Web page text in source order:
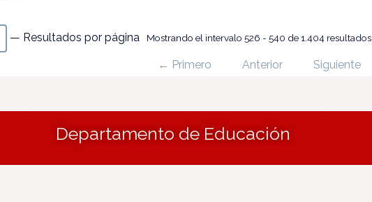
— Resultados por página Mostrando el intervalo 526 - 540 de 1.404 resultados.
← Primero Anterior Siguiente
Departamento de Educación